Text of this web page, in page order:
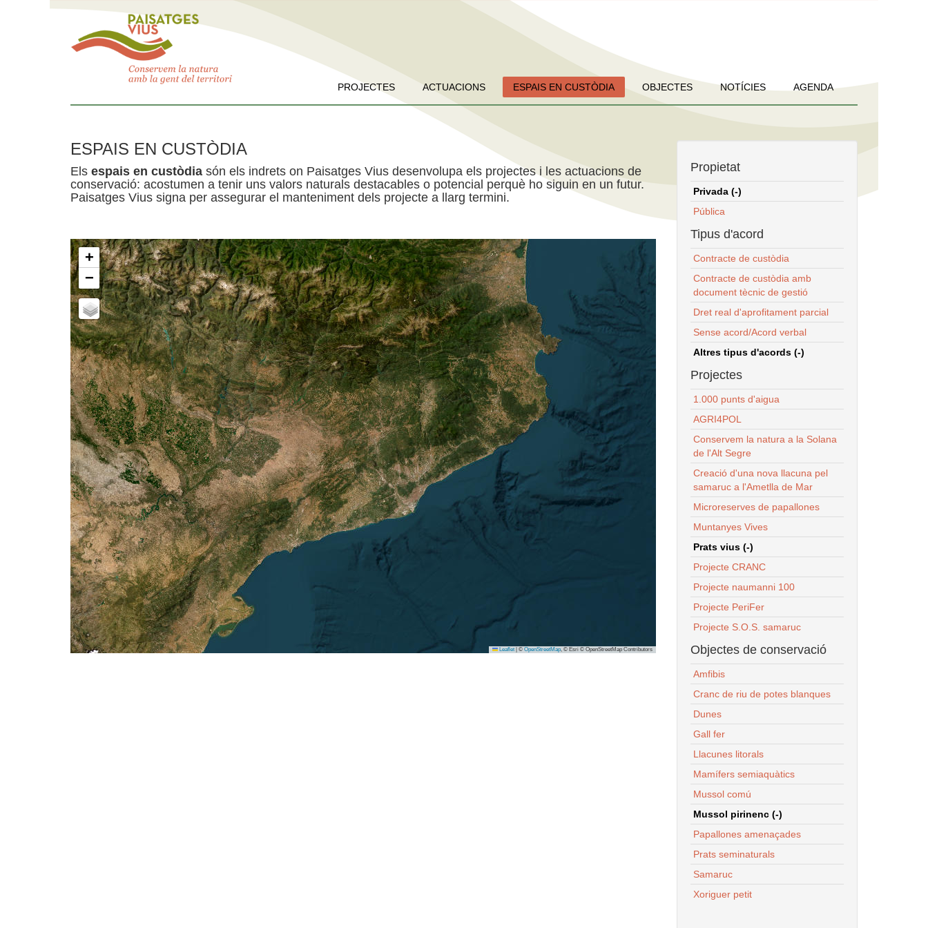
PROJECTES ACTUACIONS ESPAIS EN CUSTÒDIA OBJECTES NOTÍCIES AGENDA
ESPAIS EN CUSTÒDIA
Els espais en custòdia són els indrets on Paisatges Vius desenvolupa els projectes i les actuacions de
conservació: acostumen a tenir uns valors naturals destacables o potencial perquè ho siguin en un futur.
Paisatges Vius signa per assegurar el manteniment dels projecte a llarg termini.
+
−
Leaflet © OpenStreetMap, © Esri © OpenStreetMap Contributors
Propietat
Privada (-)
Pública
Tipus d'acord
Contracte de custòdia
Contracte de custòdia amb
document tècnic de gestió
Dret real d'aprofitament parcial
Sense acord/Acord verbal
Altres tipus d'acords (-)
Projectes
1.000 punts d'aigua
AGRI4POL
Conservem la natura a la Solana
de l'Alt Segre
Creació d'una nova llacuna pel
samaruc a l'Ametlla de Mar
Microreserves de papallones
Muntanyes Vives
Prats vius (-)
Projecte CRANC
Projecte naumanni 100
Projecte PeriFer
Projecte S.O.S. samaruc
Objectes de conservació
Amfibis
Cranc de riu de potes blanques
Dunes
Gall fer
Llacunes litorals
Mamífers semiaquàtics
Mussol comú
Mussol pirinenc (-)
Papallones amenaçades
Prats seminaturals
Samaruc
Xoriguer petit